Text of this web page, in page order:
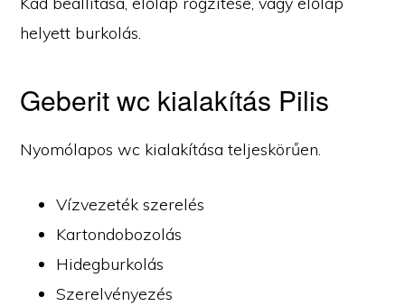
helyett burkolás.
Geberit wc kialakítás Pilis
Nyomólapos wc kialakítása teljeskörűen.
Vízvezeték szerelés
Kartondobozolás
Hidegburkolás
Szerelvényezés